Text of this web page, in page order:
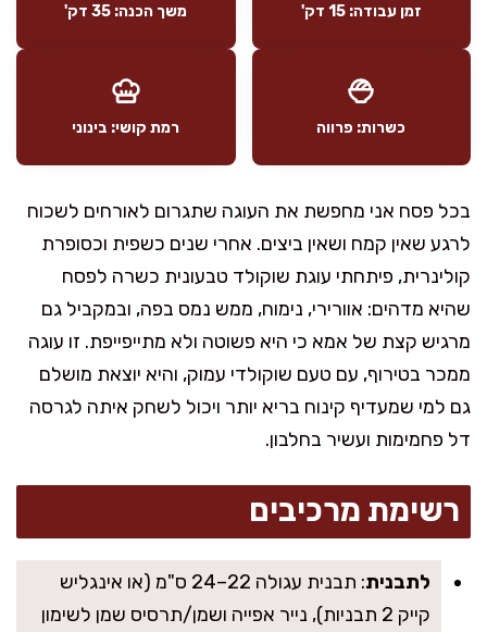
זמן עבודה: 15 דק' משך הכנה: 35 דק'
כשרות: פרווה רמת קושי: בינוני
בכל פסח אני מחפשת את העוגה שתגרום לאורחים לשכוח
לרגע שאין קמח ושאין ביצים. אחרי שנים כשפית וכסופרת
קולינרית, פיתחתי עוגת שוקולד טבעונית כשרה לפסח
שהיא מדהים: אוורירי, נימוח, ממש נמס בפה, ובמקביל גם
מרגיש קצת של אמא כי היא פשוטה ולא מתייפייפת. זו עוגה
ממכר בטירוף, עם טעם שוקולדי עמוק, והיא יוצאת מושלם
גם למי שמעדיף קינוח בריא יותר ויכול לשחק איתה לגרסה
דל פחמימות ועשיר בחלבון.
רשימת מרכיבים
לתבנית
: תבנית עגולה 22–24 ס"מ (או אינגליש
קייק 2 תבניות), נייר אפייה ושמן/תרסיס שמן לשימון